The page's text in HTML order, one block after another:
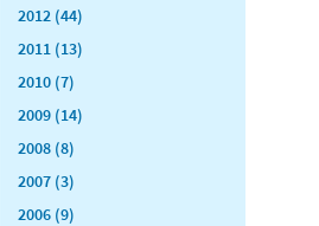
2012 (44)
2011 (13)
2010 (7)
2009 (14)
2008 (8)
2007 (3)
2006 (9)